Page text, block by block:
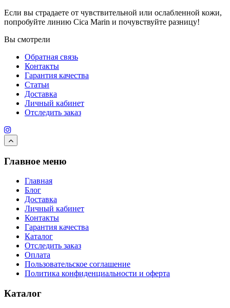
Если вы страдаете от чувствительной или ослабленной кожи,
попробуйте линию Cica Marin и почувствуйте разницу!
Вы смотрели
Обратная связь
Контакты
Гарантия качества
Статьи
Доставка
Личный кабинет
Отследить заказ
Главное меню
Главная
Блог
Доставка
Личный кабинет
Контакты
Гарантия качества
Каталог
Отследить заказ
Оплата
Пользовательское соглашение
Политика конфиденциальности и оферта
Каталог